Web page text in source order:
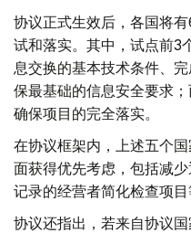
协议正式生效后，各国将
试和落实。其中，试点前3
息交换的基本技术条件、
保最基础的信息安全要求
确保项目的完全落实。
在协议框架内，上述五个
面获得优先考虑，包括减
记录的经营者简化检查项目
协议还指出，若来自协议